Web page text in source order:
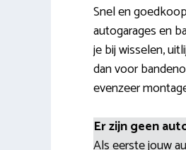
Snel en
autogarages en
je bij wisselen,
dan voor
evenzeer
Er zijn geen
Als eerste jouw